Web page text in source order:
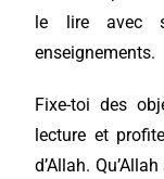
le lire avec
enseignements.
Fixe-toi des
lecture et
d’Allah.